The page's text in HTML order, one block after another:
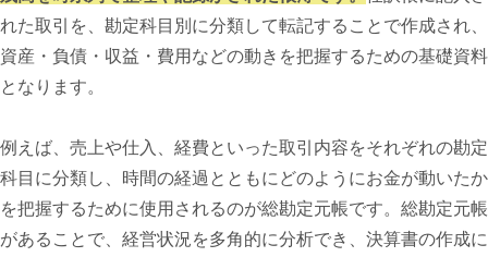
れた取引を、勘定科目別に分類して転記することで作成され、
資産・負債・収益・費用などの動きを把握するための基礎資料
となります。
例えば、売上や仕入、経費といった取引内容をそれぞれの勘定
科目に分類し、時間の経過とともにどのようにお金が動いたか
を把握するために使用されるのが総勘定元帳です。総勘定元帳
があることで、経営状況を多角的に分析でき、決算書の作成に